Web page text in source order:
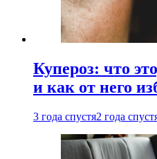
Купероз: что
и как от него
3 года спустя2 года